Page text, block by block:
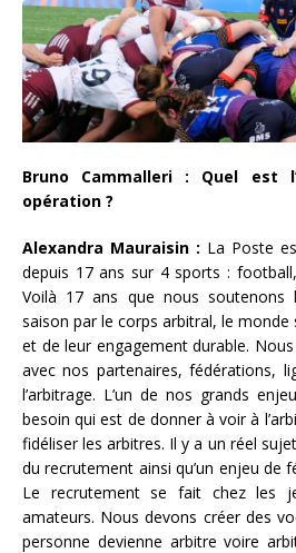
Bruno Cammalleri : Quel est
opération ?
Alexandra Mauraisin : La Poste
depuis 17 ans sur 4 sports :
Voilà 17 ans que nous soutenons
saison par le corps arbitral, le monde
et de leur engagement durable.
avec nos partenaires, fédérations,
l’arbitrage. L’un de nos grands
besoin qui est de donner à voir à
fidéliser les arbitres. Il y a un réel
du recrutement ainsi qu’un enjeu de
Le recrutement se fait chez les
amateurs. Nous devons créer des
personne devienne arbitre voire